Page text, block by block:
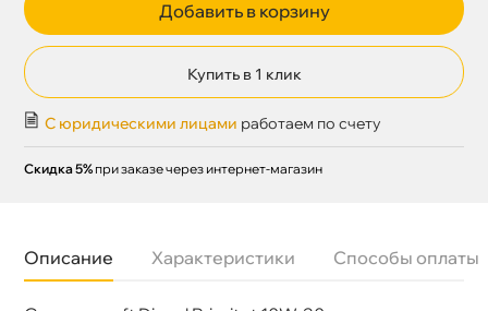
Добавить в корзину
Купить в 1 клик
С юридическими лицами работаем по счету
Скидка 5% при заказе через интернет-магазин
Описание Характеристики Способы оплаты